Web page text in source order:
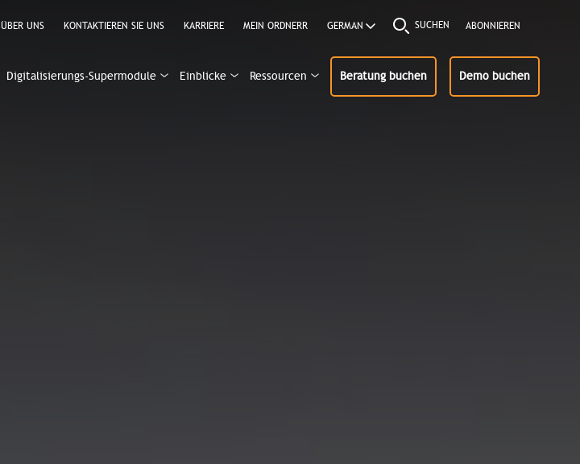
ÜBER UNS KONTAKTIEREN SIE UNS KARRIERE MEIN ORDNERR SUCHEN ABONNIEREN
Digitalisierungs-Supermodule Einblicke Ressourcen Beratung buchen Demo buchen